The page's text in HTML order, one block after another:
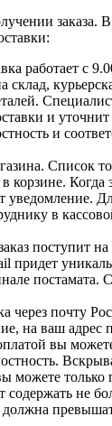
заказа.
работает с
склад,
и
и
Список
корзине. Когда
уведомление.
в
поступит
придет
через почту
на ваш адрес
вы
можете только
содержать не
должна